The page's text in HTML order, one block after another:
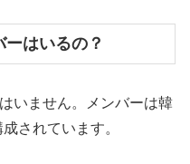
はいるの？
いません。メンバーは韓
されています。